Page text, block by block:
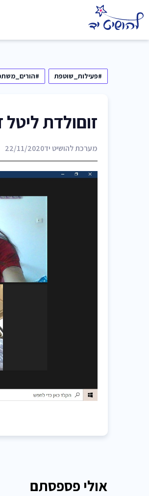
#פעילות_שוטפת
זוםולדת ליטל
מערכת להושיט יד22/11/2020
אולי פספסתם